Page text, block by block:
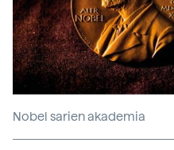
Nobel sarien akademia